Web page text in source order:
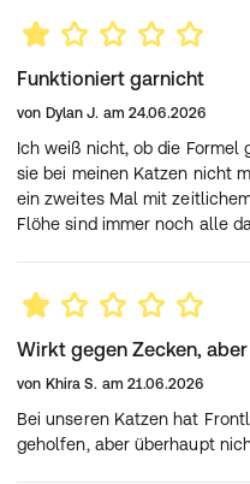
verschiedene
Floheiern, -larven und -
der Wirkstoffe gegen
dem Tier wirkt und vor
verhindert der zweite
Floheier, - larven und -
des Tieres
Flohpopulation und wirkt
Warum sollte ich mein
behandeln?
Flöhe und Zecken
sondern auch für Katzen
können beispielsweise
Parasitenkrankheiten,
Funktioniert garnicht
von Dylan J. am 24.06.2026
Ich weiß nicht, ob die Formel
sie bei meinen Katzen nicht
ein zweites Mal mit
Flöhe sind immer noch alle
Wirkt gegen Zecken,
von Khira S. am 21.06.2026
Bei unseren Katzen hat
geholfen, aber überhaupt